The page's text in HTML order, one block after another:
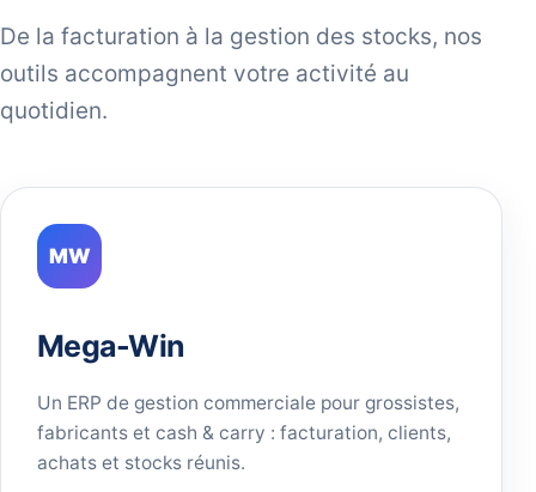
De la facturation à la gestion des stocks, nos
outils accompagnent votre activité au
quotidien.
MW
Mega-Win
Un ERP de gestion commerciale pour grossistes,
fabricants et cash & carry : facturation, clients,
achats et stocks réunis.